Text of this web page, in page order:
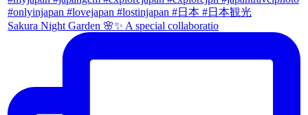
Sakura Night Garden 🌸✨ A special collaboratio